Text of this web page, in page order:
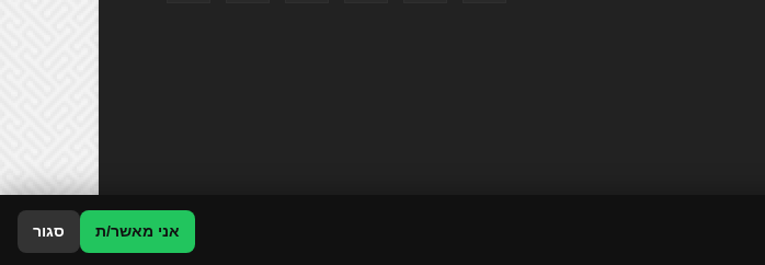
הצהרת נגישות
אני מאשר/ת סגור